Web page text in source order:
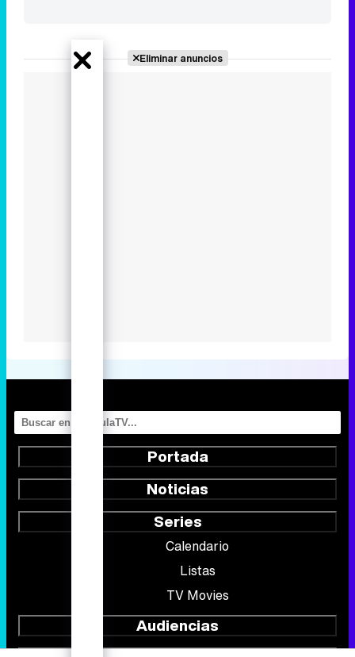
Eliminar anuncios
Portada
Noticias
Series
Calendario
Listas
TV Movies
Audiencias